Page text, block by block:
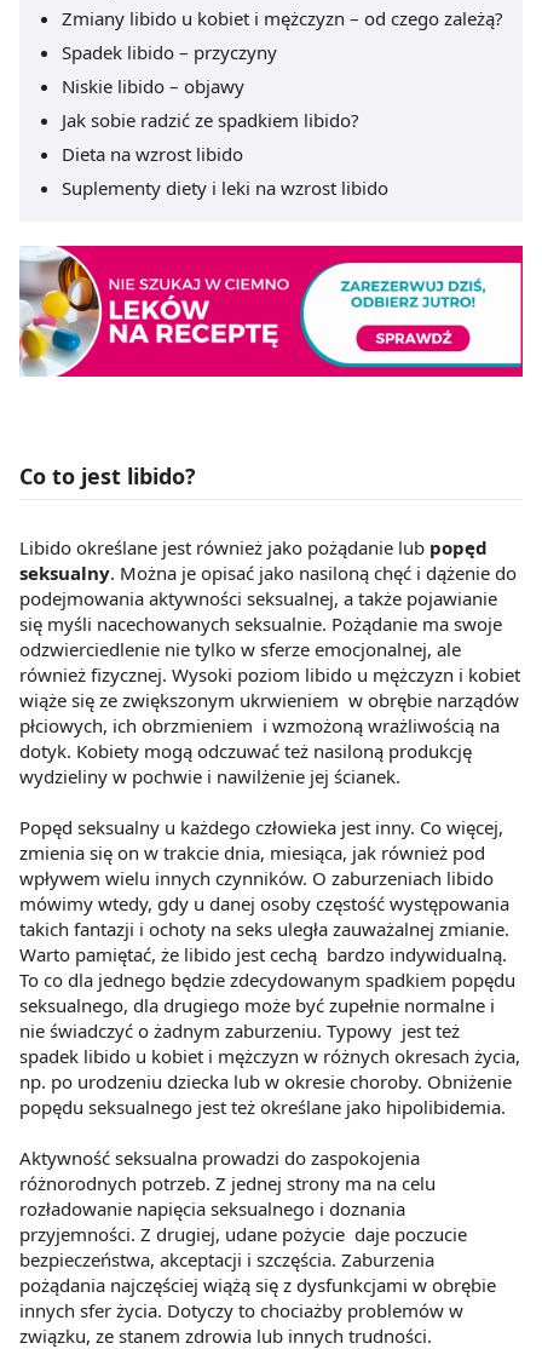
Zmiany libido u kobiet i mężczyzn – od czego zależą?
Spadek libido – przyczyny
Niskie libido – objawy
Jak sobie radzić ze spadkiem libido?
Dieta na wzrost libido
Suplementy diety i leki na wzrost libido
Co to jest libido?
Libido określane jest również jako pożądanie lub popęd
seksualny. Można je opisać jako nasiloną chęć i dążenie do
podejmowania aktywności seksualnej, a także pojawianie
się myśli nacechowanych seksualnie. Pożądanie ma swoje
odzwierciedlenie nie tylko w sferze emocjonalnej, ale
również fizycznej. Wysoki poziom libido u mężczyzn i kobiet
wiąże się ze zwiększonym ukrwieniem w obrębie narządów
płciowych, ich obrzmieniem i wzmożoną wrażliwością na
dotyk. Kobiety mogą odczuwać też nasiloną produkcję
wydzieliny w pochwie i nawilżenie jej ścianek.
Popęd seksualny u każdego człowieka jest inny. Co więcej,
zmienia się on w trakcie dnia, miesiąca, jak również pod
wpływem wielu innych czynników. O zaburzeniach libido
mówimy wtedy, gdy u danej osoby częstość występowania
takich fantazji i ochoty na seks uległa zauważalnej zmianie.
Warto pamiętać, że libido jest cechą bardzo indywidualną.
To co dla jednego będzie zdecydowanym spadkiem popędu
seksualnego, dla drugiego może być zupełnie normalne i
nie świadczyć o żadnym zaburzeniu. Typowy jest też
spadek libido u kobiet i mężczyzn w różnych okresach życia,
np. po urodzeniu dziecka lub w okresie choroby. Obniżenie
popędu seksualnego jest też określane jako hipolibidemia.
Aktywność seksualna prowadzi do zaspokojenia
różnorodnych potrzeb. Z jednej strony ma na celu
rozładowanie napięcia seksualnego i doznania
przyjemności. Z drugiej, udane pożycie daje poczucie
bezpieczeństwa, akceptacji i szczęścia. Zaburzenia
pożądania najczęściej wiążą się z dysfunkcjami w obrębie
innych sfer życia. Dotyczy to chociażby problemów w
związku, ze stanem zdrowia lub innych trudności.